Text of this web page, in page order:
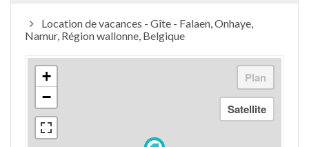
Location de vacances - Gîte - Falaen, Onhaye,
Namur, Région wallonne, Belgique
+
−